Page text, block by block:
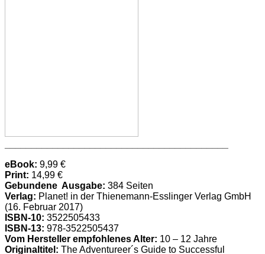
eBook: 9,99 €
Print: 14,99 €
Gebundene Ausgabe: 384 Seiten
Verlag: Planet! in der Thienemann-Esslinger Verlag GmbH
(16. Februar 2017)
ISBN-10: 3522505433
ISBN-13: 978-3522505437
Vom Hersteller empfohlenes Alter: 10 – 12 Jahre
Originaltitel: The Adventureer´s Guide to Successful